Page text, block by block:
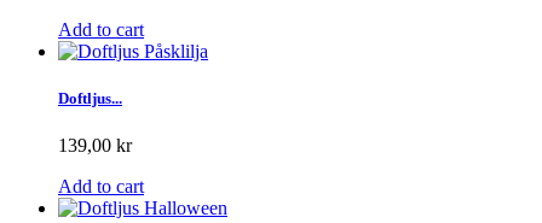
Add to cart
Doftljus...
139,00 kr
Add to cart